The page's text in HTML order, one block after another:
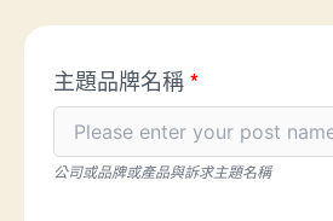
主題品牌名稱*
公司或品牌或產品與訴求主題名稱